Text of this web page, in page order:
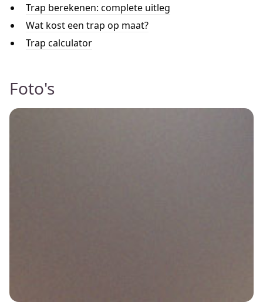
Trap berekenen: complete uitleg
Wat kost een trap op maat?
Trap calculator
Foto's